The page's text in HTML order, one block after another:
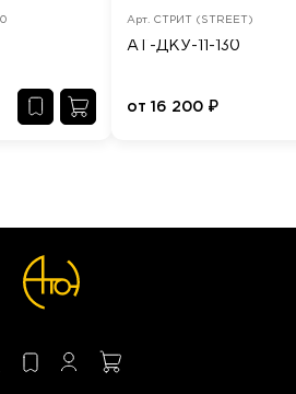
Арт. СТРИТ (STREET)
АТ-ДКУ-11-130
от 16 200 ₽